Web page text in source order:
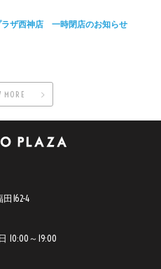
ラザ西神店 一時閉店のお知らせ
MORE
162-4
10:00～19:00